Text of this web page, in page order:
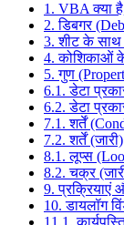
1. VBA क्या
2. डिबगर
3. शीट के साथ
4. कोशिकाओं
5. गुण
6.1. डेटा
6.2. डेटा
7.1. शर्तें
7.2. शर्तें (जारी)
8.1. लूप्स
8.2. चक्र
9. प्रक्रियाएं
10. डायलॉग
11.1.